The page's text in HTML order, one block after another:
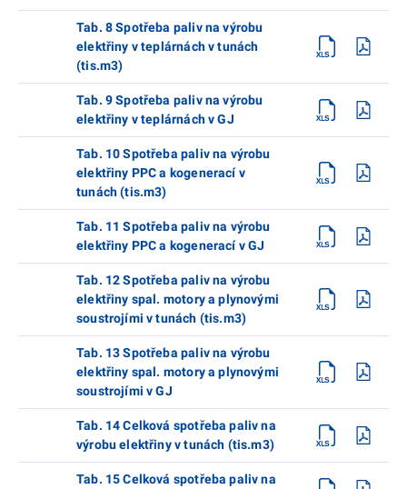
Tab. 8 Spotřeba paliv na výrobu
elektřiny v teplárnách v tunách
(tis.m3)
Tab. 9 Spotřeba paliv na výrobu
elektřiny v teplárnách v GJ
Tab. 10 Spotřeba paliv na výrobu
elektřiny PPC a kogenerací v
tunách (tis.m3)
Tab. 11 Spotřeba paliv na výrobu
elektřiny PPC a kogenerací v GJ
Tab. 12 Spotřeba paliv na výrobu
elektřiny spal. motory a plynovými
soustrojími v tunách (tis.m3)
Tab. 13 Spotřeba paliv na výrobu
elektřiny spal. motory a plynovými
soustrojími v GJ
Tab. 14 Celková spotřeba paliv na
výrobu elektřiny v tunách (tis.m3)
Tab. 15 Celková spotřeba paliv na